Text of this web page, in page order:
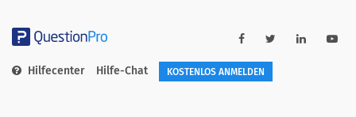
Hilfecenter Hilfe-Chat KOSTENLOS ANMELDEN